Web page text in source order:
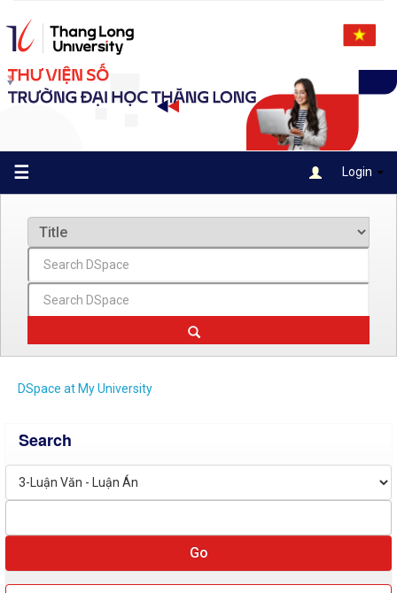
navigation
☰ Login
DSpace at My University
Search